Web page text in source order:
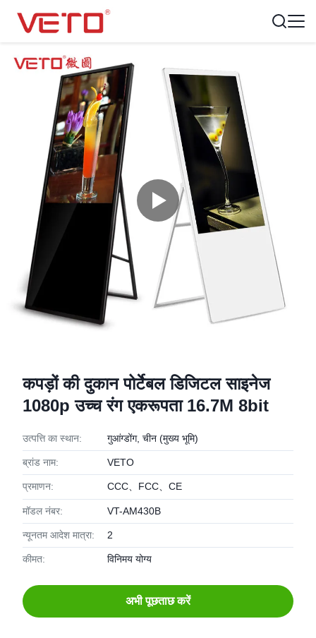
कपड़ों की दुकान पोर्टेबल डिजिटल साइनेज
1080p उच्च रंग एकरूपता 16.7M 8bit
उत्पत्ति का स्थान: गुआंग्डोंग, चीन (मुख्य भूमि)
ब्रांड नाम: VETO
प्रमाणन: CCC、FCC、CE
मॉडल नंबर: VT-AM430B
न्यूनतम आदेश मात्रा: 2
कीमत: विनिमय योग्य
अभी पूछताछ करें